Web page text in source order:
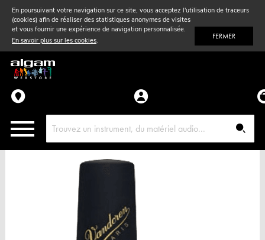
En poursuivant votre navigation sur ce site, vous acceptez l'utilisation de traceurs
(cookies) afin de réaliser des statistiques anonymes de visites
et vous fournir une expérience de navigation personnalisée.
En savoir plus sur les cookies. FERMER
Vent& Violon
Accessoires
Pièces détachées